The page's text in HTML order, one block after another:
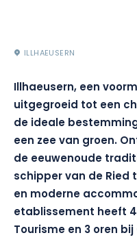
ILLHAEUSERN
Illhaeusern, een
uitgegroeid tot een
de ideale
een zee van groen.
de eeuwenoude
schipper van de Ried
en moderne
etablissement heeft
Tourisme en 3 oren